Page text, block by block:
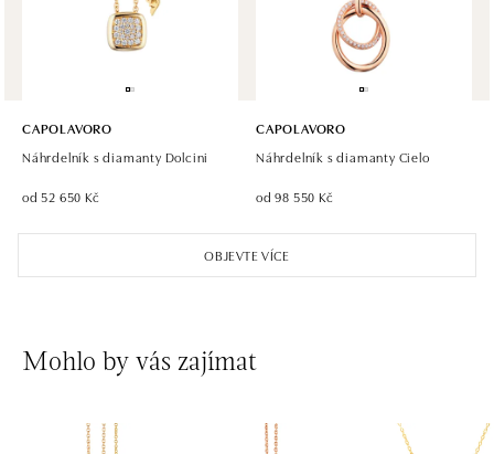
dnes otevřeno do 21:00
OBJEVTE VÍCE
CAPOLAVORO
Náhrdelník s diamanty Dolcini
od 52 650 Kč
CAPOLAVORO
Náhrdelník s diamanty Cielo
od 98 550 Kč
Mohlo by vás zajímat